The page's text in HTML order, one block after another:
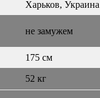
Харьков, Украина
не замужем
175 см
52 кг